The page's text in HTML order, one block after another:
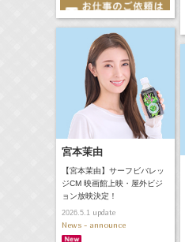
宮本茉由
【宮本茉由】サーフビバレッ
ジCM 映画館上映・屋外ビジ
ョン放映決定！
2026.5.1update
News - announce